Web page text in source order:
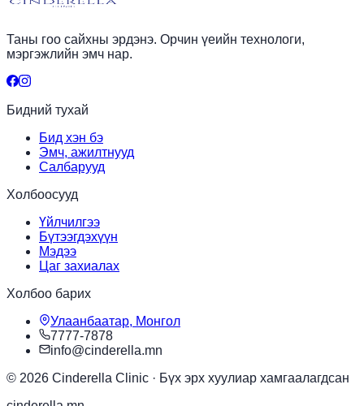
Таны гоо сайхны эрдэнэ. Орчин үеийн технологи,
мэргэжлийн эмч нар.
Бидний тухай
Бид хэн бэ
Эмч, ажилтнууд
Салбарууд
Холбоосууд
Үйлчилгээ
Бүтээгдэхүүн
Мэдээ
Цаг захиалах
Холбоо барих
Улаанбаатар, Монгол
7777-7878
info@cinderella.mn
© 2026 Cinderella Clinic · Бүх эрх хуулиар хамгаалагдсан